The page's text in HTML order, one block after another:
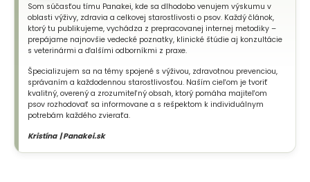
Som súčasťou tímu Panakei, kde sa dlhodobo venujem výskumu v
oblasti výživy, zdravia a celkovej starostlivosti o psov. Každý článok,
ktorý tu publikujeme, vychádza z prepracovanej internej metodiky –
prepájame najnovšie vedecké poznatky, klinické štúdie aj konzultácie
s veterinármi a ďalšími odborníkmi z praxe.
Špecializujem sa na témy spojené s výživou, zdravotnou prevenciou,
správaním a každodennou starostlivosťou. Naším cieľom je tvoriť
kvalitný, overený a zrozumiteľný obsah, ktorý pomáha majiteľom
psov rozhodovať sa informovane a s rešpektom k individuálnym
potrebám každého zvieraťa.
Kristína | Panakei.sk